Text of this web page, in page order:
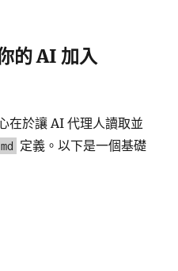
的 AI 加入
在於讓 AI 代理人讀取並
定義。以下是一個基礎